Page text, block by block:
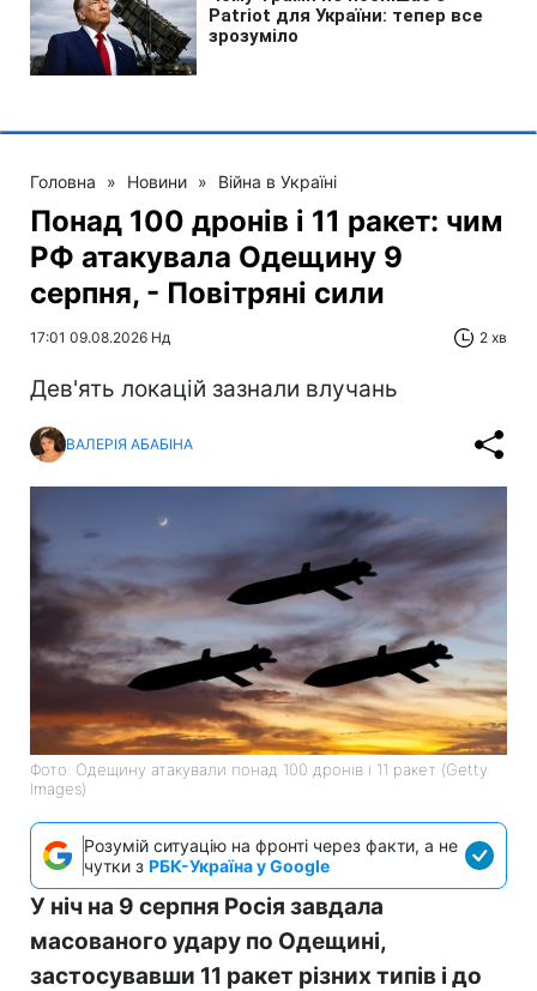
Головна » Новини » Війна в Україні
Понад 100 дронів і 11 ракет: чим
РФ атакувала Одещину 9
серпня, - Повітряні сили
17:01 09.08.2026 Нд 2 хв
Дев'ять локацій зазнали влучань
ВАЛЕРІЯ АБАБІНА
Фото: Одещину атакували понад 100 дронів і 11 ракет (Getty
Images)
Розумій ситуацію на фронті через факти, а не
чутки з РБК-Україна у Google
У ніч на 9 серпня Росія завдала
масованого удару по Одещині,
застосувавши 11 ракет різних типів і до